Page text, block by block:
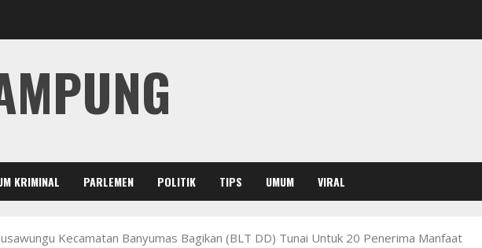
KRIMINAL PARLEMEN POLITIK TIPS UMUM VIRAL
Kecamatan Banyumas Bagikan (BLT DD) Tunai Untuk 20 Penerima Manfaat